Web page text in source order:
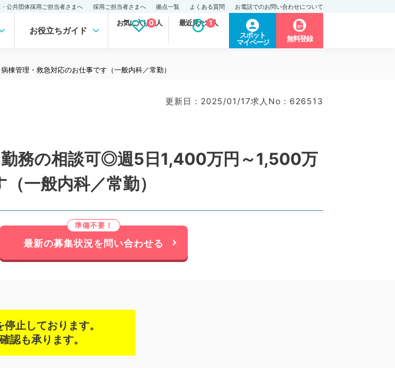
公共団体採用ご担当者さまへ 採用ご担当者さまへ 拠点一覧 よくある質問 お電話でのお問い合わせについて
お役立ちガイド
お気に入り求人
0 最近見た求人
1
スポット
マイページ
無料登録
管理・救急対応のお仕事です（一般内科／常勤）
更新日 : 2025/01/17求人No : 626513
勤務の相談可◎週5日1,400万円～1,500万
一般内科／常勤）
最新の募集状況を問い合わせる
止しております。
認も承ります。